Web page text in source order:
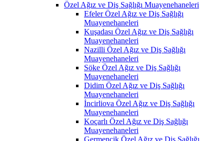
Özel Ağız ve Diş Sağlığı Muayenehaneleri
Efeler Özel Ağız ve Diş Sağlığı
Muayenehaneleri
Kuşadası Özel Ağız ve Diş Sağlığı
Muayenehaneleri
Nazilli Özel Ağız ve Diş Sağlığı
Muayenehaneleri
Söke Özel Ağız ve Diş Sağlığı
Muayenehaneleri
Didim Özel Ağız ve Diş Sağlığı
Muayenehaneleri
İncirliova Özel Ağız ve Diş Sağlığı
Muayenehaneleri
Koçarlı Özel Ağız ve Diş Sağlığı
Muayenehaneleri
Germencik Özel Ağız ve Diş Sağlığı